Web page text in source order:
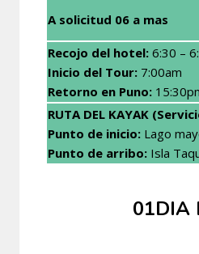
A solicitud 06 a mas
Recojo del hotel: 6:30 –
Inicio del Tour: 7:00am
Retorno en Puno:
RUTA DEL KAYAK
Punto de inicio: Lago
Punto de arribo: Isla
01DIA